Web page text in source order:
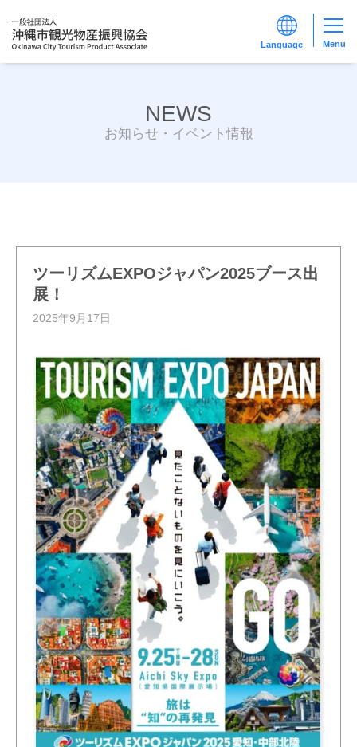
Menu
NEWS
お知らせ・イベント情報
ツーリズムEXPOジャパン2025ブース出
展！
2025年9月17日